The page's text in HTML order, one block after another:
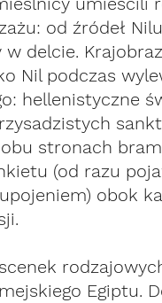
od źródeł
delcie.
Nil podczas
hellenistyczne
stronach
(od razu
obok
Egiptu.